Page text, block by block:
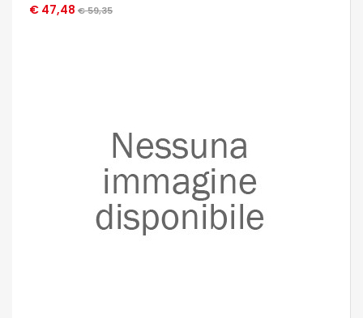
€ 47,48 € 59,35
OCCHIATA VELOCE